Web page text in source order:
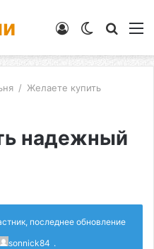
Switch
Войти
/ Желаете купить
надежный
последнее обновление
sonnick84 .